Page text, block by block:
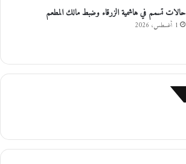
حالات تسمم في هاشمية الزرقاء وضبط مالك المطعم
1 أغسطس، 2026